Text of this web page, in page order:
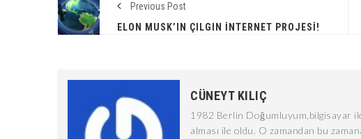
Previous Post
ELON MUSK’IN ÇILGIN İNTERNET PROJESI!
CÜNEYT KILIÇ
1982 Berlin Doğumluyum,bilgisayar
alması ile oldu. O zamandan bu